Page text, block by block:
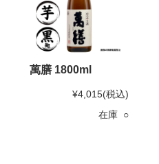
萬膳 1800ml
¥4,015(税込)
在庫 ○